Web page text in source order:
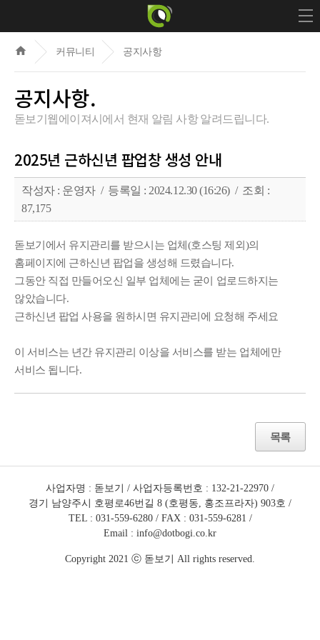
home 커뮤니티 공지사항
공지사항.
돋보기웹에이져시에서 현재 알림 사항 알려드립니다.
2025년 근하신년 팝업창 생성 안내
작성자 : 운영자 / 등록일 : 2024.12.30 (16:26) / 조회 :
87,175
돋보기에서 유지관리를 받으시는 업체(호스팅 제외)의
홈페이지에 근하신년 팝업을 생성해 드렸습니다.
그동안 직접 만들어오신 일부 업체에는 굳이 업로드하지는
않았습니다.
근하신년 팝업 사용을 원하시면 유지관리에 요청해 주세요
이 서비스는 년간 유지관리 이상을 서비스를 받는 업체에만
서비스 됩니다.
목록
사업자명 : 돋보기
사업자등록번호 : 132-21-22970
경기 남양주시 호평로46번길 8 (호평동, 홍조프라자) 903호
TEL : 031-559-6280
FAX : 031-559-6281
Email : info@dotbogi.co.kr
Copyright 2021 ⓒ 돋보기 All rights reserved.